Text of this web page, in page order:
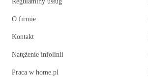
O firmie
Kontakt
Natężenie infolinii
Praca w home.pl